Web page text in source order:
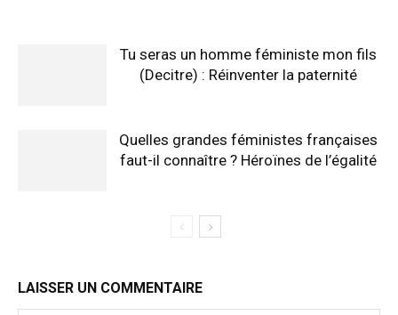
Tu seras un homme féministe mon fils
(Decitre) : Réinventer la paternité
Quelles grandes féministes françaises
faut-il connaître ? Héroïnes de l’égalité
LAISSER UN COMMENTAIRE